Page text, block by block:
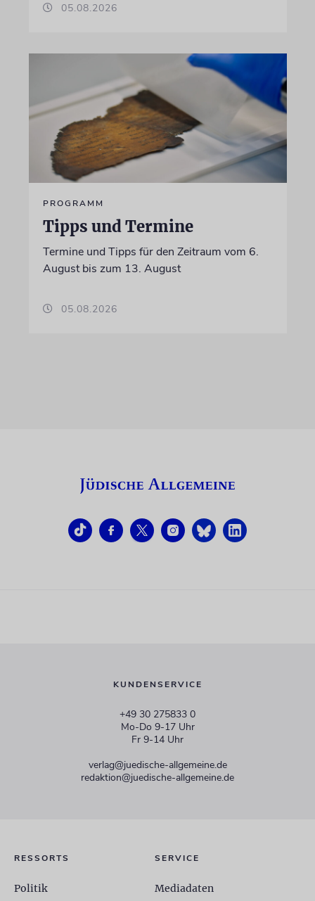
05.08.2026
PROGRAMM
Tipps und Termine
Termine und Tipps für den Zeitraum vom 6.
August bis zum 13. August
05.08.2026
KUNDENSERVICE
+49 30 275833 0
Mo-Do 9-17 Uhr
Fr 9-14 Uhr
verlag@juedische-allgemeine.de
redaktion@juedische-allgemeine.de
RESSORTS
Politik
SERVICE
Mediadaten